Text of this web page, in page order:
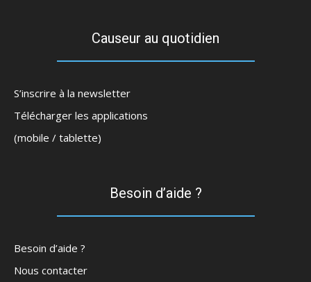
Causeur au quotidien
S’inscrire à la newsletter
Télécharger les applications
(mobile / tablette)
Besoin d’aide ?
Besoin d’aide ?
Nous contacter